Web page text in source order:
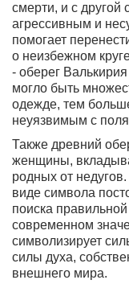
смерти, и с другой
агрессивным и
помогает
о неизбежном
- оберег
могло быть
одежде, тем
неуязвимым с
Также древний
женщины,
родных от недугов
виде символа
поиска
современном
символизирует
силы духа,
внешнего мира.